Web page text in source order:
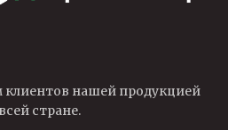
клиентов нашей продукцией
стране.